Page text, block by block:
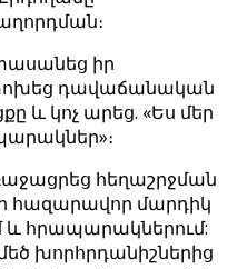
իր
դավաճանական
և կոչ արեց. «Ես մեր
հեղաշրջման
հազարավոր մարդիկ
և հրապարակներում:
խորհրդանիշներից